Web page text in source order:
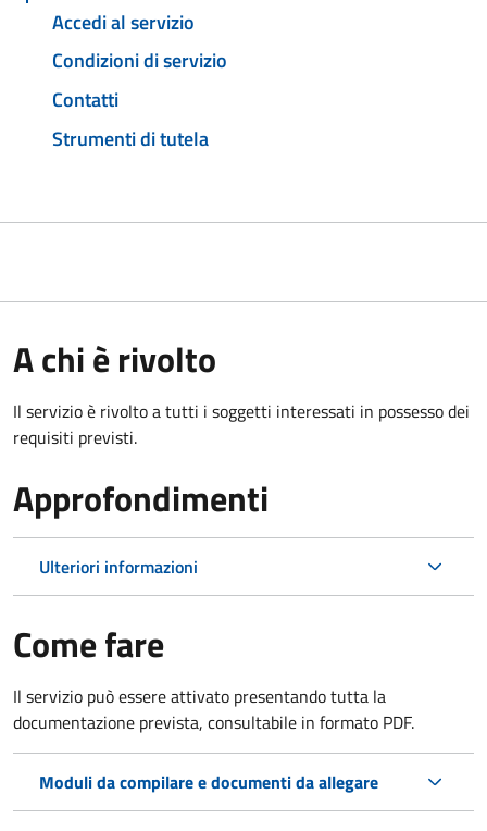
Accedi al servizio
Condizioni di servizio
Contatti
Strumenti di tutela
A chi è rivolto
Il servizio è rivolto a tutti i soggetti interessati in possesso dei
requisiti previsti.
Approfondimenti
Ulteriori informazioni
Come fare
Il servizio può essere attivato presentando tutta la
documentazione prevista, consultabile in formato PDF.
Moduli da compilare e documenti da allegare